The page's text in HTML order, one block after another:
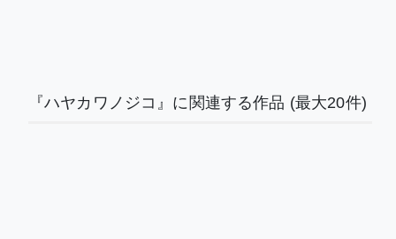
『ハヤカワノジコ』に関連する作品 (最大20件)